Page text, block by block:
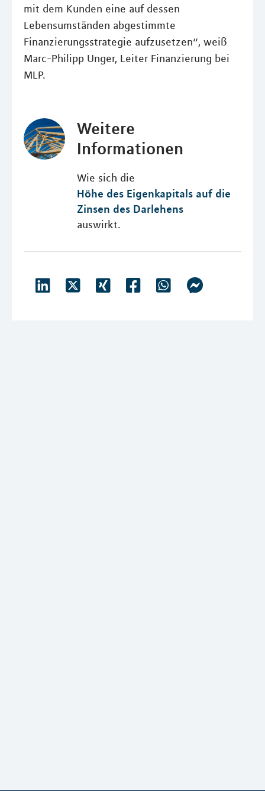
mit dem Kunden eine auf dessen
Lebensumständen abgestimmte
Finanzierungsstrategie aufzusetzen“, weiß
Marc-Philipp Unger, Leiter Finanzierung bei
MLP.
Weitere
Informationen
Wie sich die
Höhe des Eigenkapitals auf die
Zinsen des Darlehens
auswirkt.